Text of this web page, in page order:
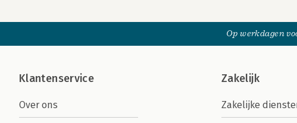
Op werkdagen
Klantenservice
Over ons
Zakelijk
Zakelijke